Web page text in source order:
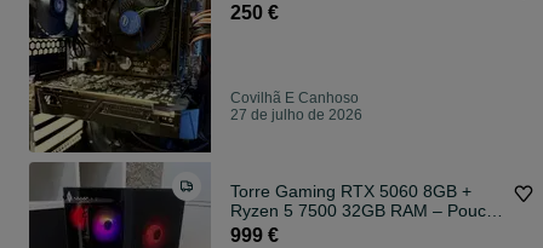
250 €
Covilhã E Canhoso
27 de julho de 2026
Torre Gaming RTX 5060 8GB +
Ryzen 5 7500 32GB RAM – Pouco
Uso | Garantia
999 €